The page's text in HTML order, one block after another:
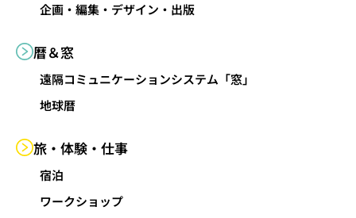
企画・編集・デザイン・出版
暦＆窓
遠隔コミュニケーションシステム「窓」
地球暦
旅・体験・仕事
宿泊
ワークショップ